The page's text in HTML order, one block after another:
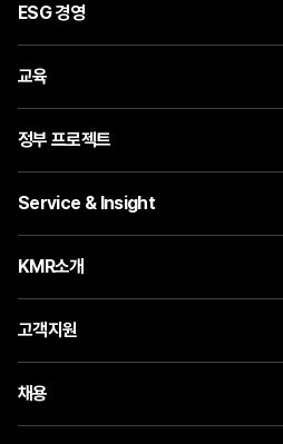
ESG 경영
교육
정부 프로젝트
Service & Insight
KMR소개
고객지원
채용